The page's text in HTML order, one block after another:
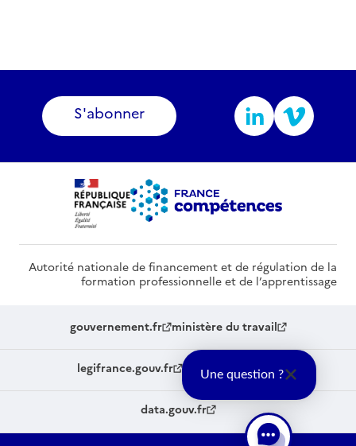
S'abonner
Autorité nationale de financement et de régulation de la
formation professionnelle et de l’apprentissage
gouvernement.fr ministère du travail
legifrance.gouv.fr service-public.fr
data.gouv.fr
Une question ?